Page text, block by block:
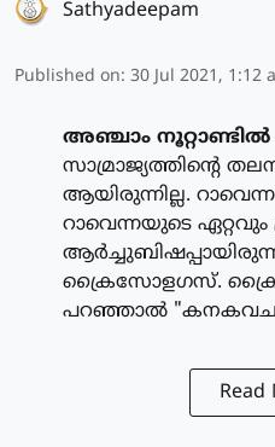
Sathyadeepam
Published on: 30 Jul 2021, 1:12
അഞ്ചാം നൂറ്റാണ്ടില്‍
സാമ്രാജ്യത്തിന്റെ
ആയിരുന്നില്ല.
റാവെന്നയുടെ ഏറ്റവും
ക്രൈസോളഗസ്.
പറഞ്ഞാല്‍
Read